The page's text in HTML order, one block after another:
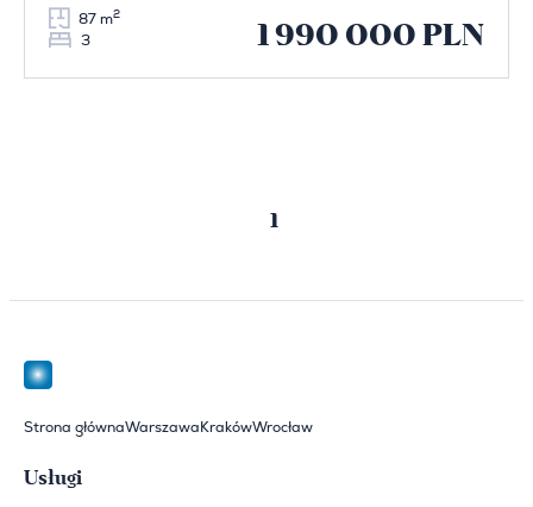
87 m2
3 1 990 000 PLN
1
Strona głównaWarszawa KrakówWrocław
Usługi